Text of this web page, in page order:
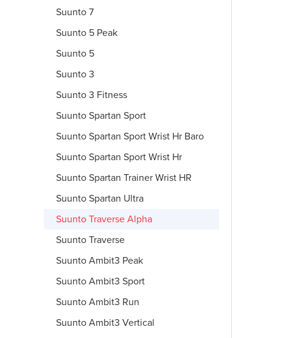
Suunto 7
Suunto 5 Peak
Suunto 5
Suunto 3
Suunto 3 Fitness
Suunto Spartan Sport
Suunto Spartan Sport Wrist Hr Baro
Suunto Spartan Sport Wrist Hr
Suunto Spartan Trainer Wrist HR
Suunto Spartan Ultra
Suunto Traverse Alpha
Suunto Traverse
Suunto Ambit3 Peak
Suunto Ambit3 Sport
Suunto Ambit3 Run
Suunto Ambit3 Vertical